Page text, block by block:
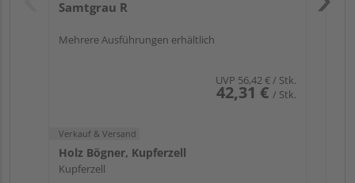
Samtgrau R
Mehrere Ausführungen erhältlich
UVP 56,42 €/ Stk.
42,31 € / Stk.
Verkauf & Versand
Holz Bögner, Kupferzell
Kupferzell